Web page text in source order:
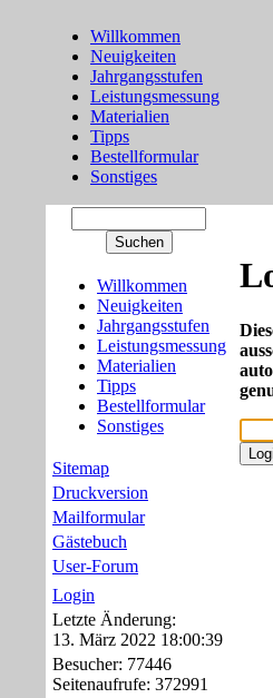
Willkommen
Neuigkeiten
Jahrgangsstufen
Leistungsmessung
Materialien
Tipps
Bestellformular
Sonstiges
Willkommen
Neuigkeiten
Jahrgangsstufen
Leistungsmessung
Materialien
Tipps
Bestellformular
Sonstiges
Sitemap
Druckversion
Mailformular
Gästebuch
User-Forum
Login
Letzte Änderung:
13. März 2022 18:00:39
Besucher: 77446
Seitenaufrufe: 372991